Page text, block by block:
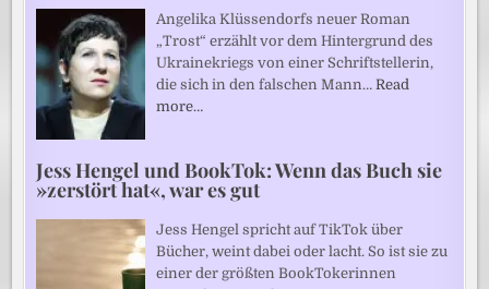
Angelika Klüssendorfs neuer Roman
„Trost“ erzählt vor dem Hintergrund des
Ukrainekriegs von einer Schriftstellerin,
die sich in den falschen Mann…Read
more…
Jess Hengel und BookTok: Wenn das Buch sie
»zerstört hat«, war es gut
Jess Hengel spricht auf TikTok über
Bücher, weint dabei oder lacht. So ist sie zu
einer der größten BookTokerinnen